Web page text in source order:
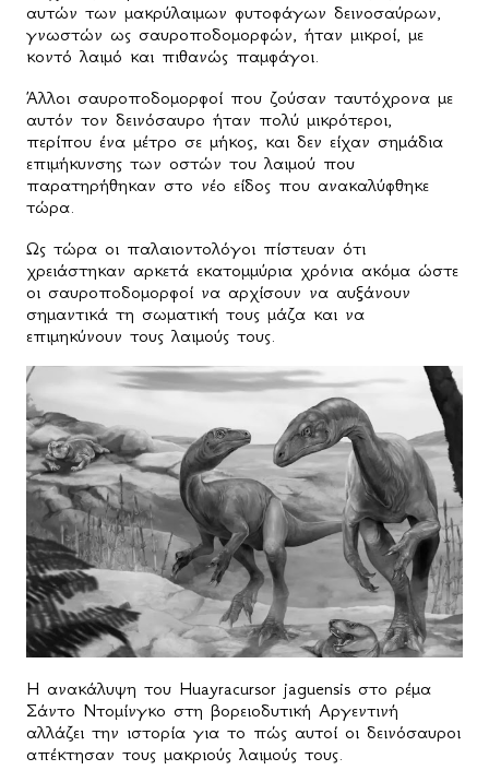
αυτών των μακρύλαιμων φυτοφάγων δεινοσαύρων,
γνωστών ως σαυροποδομορφών, ήταν μικροί, με
κοντό λαιμό και πιθανώς παμφάγοι.
Άλλοι σαυροποδομορφοί που ζούσαν ταυτόχρονα με
αυτόν τον δεινόσαυρο ήταν πολύ μικρότεροι,
περίπου ένα μέτρο σε μήκος, και δεν είχαν σημάδια
επιμήκυνσης των οστών του λαιμού που
παρατηρήθηκαν στο νέο είδος που ανακαλύφθηκε
τώρα.
Ως τώρα οι παλαιοντολόγοι πίστευαν ότι
χρειάστηκαν αρκετά εκατομμύρια χρόνια ακόμα ώστε
οι σαυροποδομορφοί να αρχίσουν να αυξάνουν
σημαντικά τη σωματική τους μάζα και να
επιμηκύνουν τους λαιμούς τους.
Η ανακάλυψη του Huayracursor jaguensis στο ρέμα
Σάντο Ντομίνγκο στη βορειοδυτική Αργεντινή
αλλάζει την ιστορία για το πώς αυτοί οι δεινόσαυροι
απέκτησαν τους μακριούς λαιμούς τους.